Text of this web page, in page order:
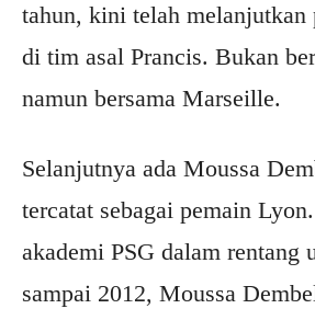
tahun, kini telah melanjutkan
di tim asal Prancis. Bukan
namun bersama Marseille.
Selanjutnya ada Moussa
tercatat sebagai pemain
akademi PSG dalam rentang
sampai 2012, Moussa